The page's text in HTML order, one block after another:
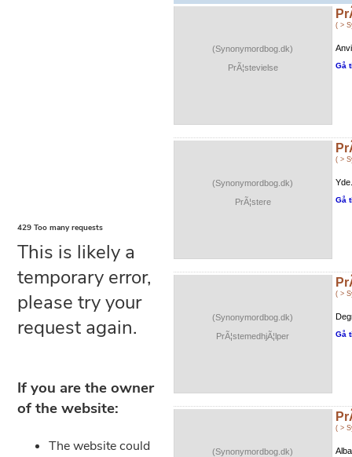
(Synonymordbog.dk)
PrÃ¦stevielse
( >
Gå
(Synonymordbog.dk)
PrÃ¦stere
( >
Gå
(Synonymordbog.dk)
PrÃ¦stemedhjÃ¦lper
( >
Gå
(Synonymordbog.dk)
( >